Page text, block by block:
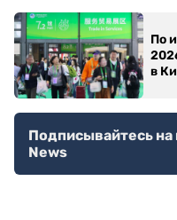
По
в
Подписывайтесь на
News